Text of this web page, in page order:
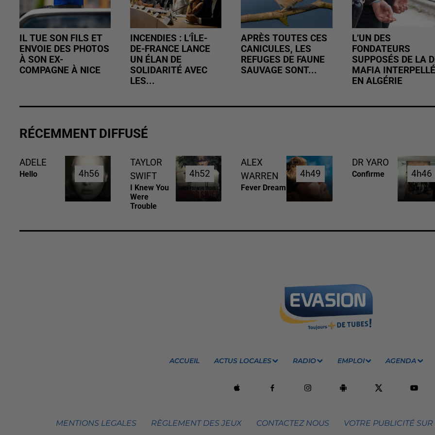
IL TUE SON FILS ET
ENVOIE DES PHOTOS
À SON EX-
COMPAGNE À NICE
INCENDIES : L’ÎLE-
DE-FRANCE LANCE
UN ÉLAN DE
SOLIDARITÉ AVEC
LES...
APRÈS TOUTES CES
CANICULES, LES
REFUGES DE FAUNE
SAUVAGE SONT...
L’UN DES
FONDATEURS
SUPPOSÉS DE LA
MAFIA INTERPELLÉ
EN ALGÉRIE
RÉCEMMENT DIFFUSÉ
ADELE
Hello 4h56
4h56
TAYLOR
SWIFT
I Knew You
Were
Trouble
4h52
4h52
ALEX
WARREN
Fever Dream
4h49
4h49
DR YARO
Confirme 4h46
4h46
ACCUEIL ACTUS LOCALES RADIO EMPLOI AGENDA
MENTIONS LEGALES RÈGLEMENT DES JEUX CONTACTEZ NOUS VOTRE PUBLICITÉ